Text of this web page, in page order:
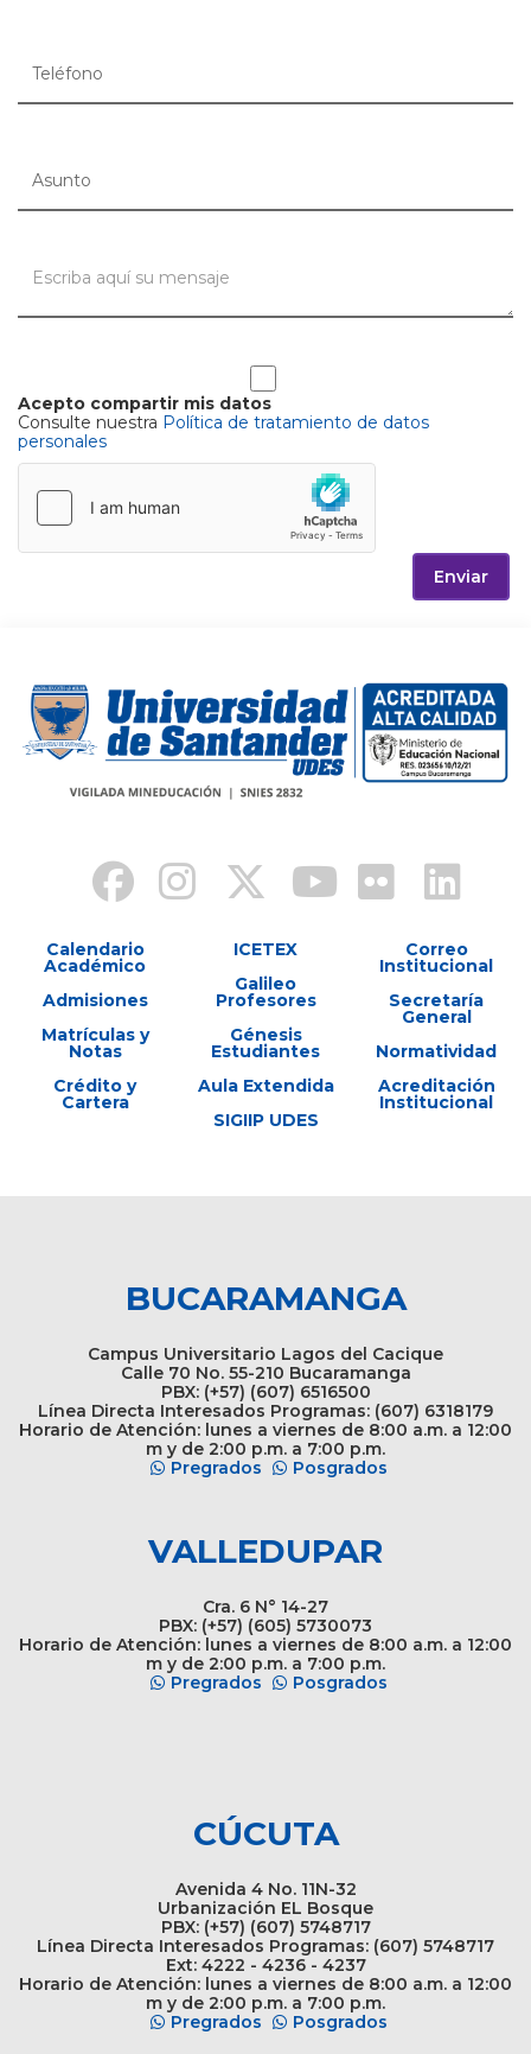
Acepto compartir mis datos
Consulte nuestra Política de tratamiento de datos
personales
Enviar
Calendario
Académico
Admisiones
Matrículas y
Notas
Crédito y
Cartera
ICETEX
Galileo
Profesores
Génesis
Estudiantes
Aula Extendida
SIGIIP UDES
Correo
Institucional
Secretaría
General
Normatividad
Acreditación
Institucional
BUCARAMANGA
Campus Universitario Lagos del Cacique
Calle 70 No. 55-210 Bucaramanga
PBX: (+57) (607) 6516500
Línea Directa Interesados Programas: (607) 6318179
Horario de Atención: lunes a viernes de 8:00 a.m. a 12:00
m y de 2:00 p.m. a 7:00 p.m.
Pregrados
Posgrados
VALLEDUPAR
Cra. 6 N° 14-27
PBX: (+57) (605) 5730073
Horario de Atención: lunes a viernes de 8:00 a.m. a 12:00
m y de 2:00 p.m. a 7:00 p.m.
Pregrados
Posgrados
CÚCUTA
Avenida 4 No. 11N-32
Urbanización EL Bosque
PBX: (+57) (607) 5748717
Línea Directa Interesados Programas: (607) 5748717
Ext: 4222 - 4236 - 4237
Horario de Atención: lunes a viernes de 8:00 a.m. a 12:00
m y de 2:00 p.m. a 7:00 p.m.
Pregrados
Posgrados